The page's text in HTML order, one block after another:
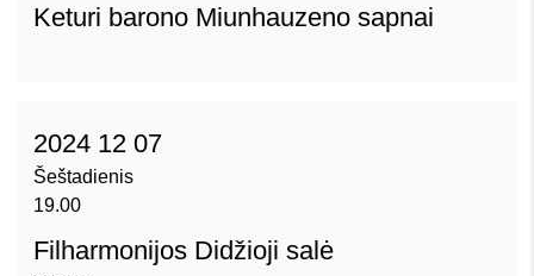
Keturi barono Miunhauzeno sapnai
2024 12 07
Šeštadienis
19.00
Filharmonijos Didžioji salė